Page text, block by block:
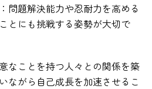
：問題解決能力や忍耐力を高める
とにも挑戦する姿勢が大切で
なことを持つ人々との関係を築
ながら自己成長を加速させるこ